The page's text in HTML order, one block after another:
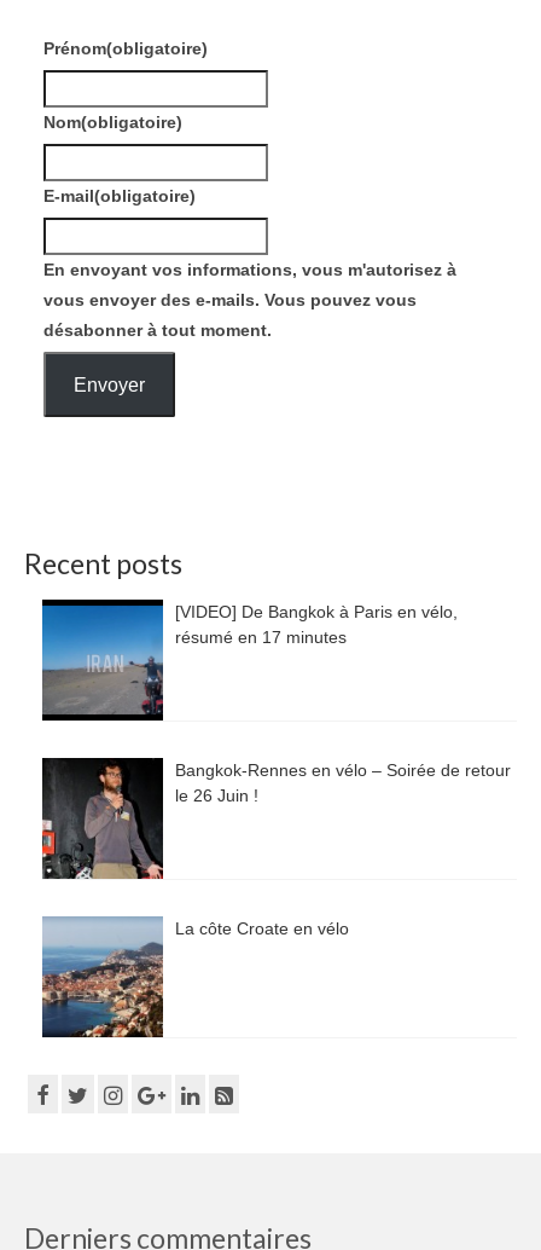
Prénom(obligatoire)
Nom(obligatoire)
E-mail(obligatoire)
En envoyant vos informations, vous m'autorisez à
vous envoyer des e-mails. Vous pouvez vous
désabonner à tout moment.
Envoyer
Recent posts
[VIDEO] De Bangkok à Paris en vélo,
résumé en 17 minutes
Bangkok-Rennes en vélo – Soirée de retour
le 26 Juin !
La côte Croate en vélo
Derniers commentaires